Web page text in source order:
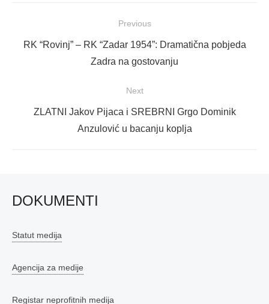
objava
Previous
Previous
RK “Rovinj” – RK “Zadar 1954”: Dramatična pobjeda
Zadra na gostovanju
Next
NextZLATNI Jakov Pijaca i SREBRNI Grgo Dominik
Anzulović u bacanju koplja
DOKUMENTI
Statut medija
Agencija za medije
Registar neprofitnih medija